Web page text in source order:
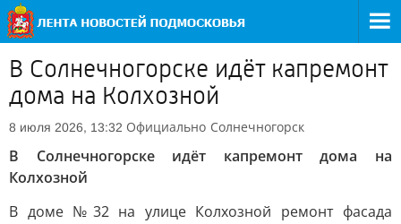
В Солнечногорске идёт капремонт
дома на Колхозной
8 июля 2026, 13:32 Официально Солнечногорск
В Солнечногорске идёт капремонт дома на
Колхозной
В доме №32 на улице Колхозной ремонт фасада